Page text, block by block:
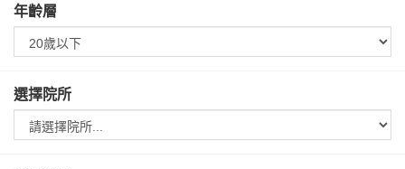
年齡層
選擇院所